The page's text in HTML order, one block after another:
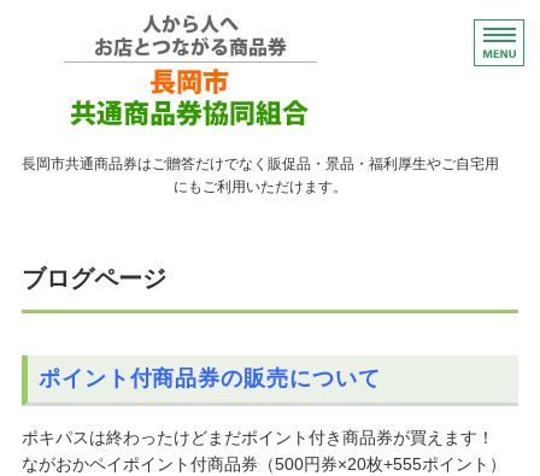
コンパクトなプレゼン
長岡市共通商品券はご贈答だけでなく販促品・景品・福利厚生やご自宅用
にもご利用いただけます。
よくある質問
ながおかペイ利用者向け
ブログページ
ポイント付商品券の販売について
ポキパスは終わったけどまだポイント付き商品券が買えます！
ながおかペイポイント付商品券（500円券×20枚+555ポイント）